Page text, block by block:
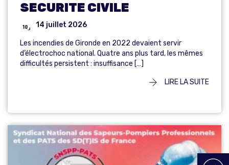
SECURITE CIVILE
14 juillet 2026
Les incendies de Gironde en 2022 devaient servir
d’électrochoc national. Quatre ans plus tard, les mêmes
difficultés persistent : insuffisance […]
LIRE LA SUITE